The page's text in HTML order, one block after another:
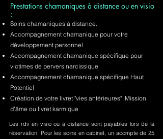
Prestations chamaniques à distance ou en visio
:
Soins chamaniques à distance.
Accompagnement chamanique pour votre
développement personnel
Accompagnement chamanique spécifique pour
victimes de pervers narcissique
Accompagnement chamanique spécifique Haut
Potentiel
Création de votre livret "vies antérieures" Mission
d'âme ou livret karmique
Les rdv en visio ou à distance sont payables lors de la
réservation. Pour les soins en cabinet, un acompte de 25